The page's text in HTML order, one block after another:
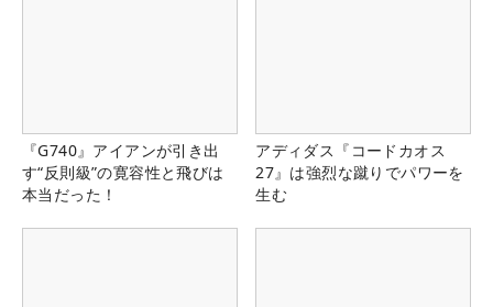
『G740』アイアンが引き出
す“反則級”の寛容性と飛びは
本当だった！
アディダス『コードカオス
27』は強烈な蹴りでパワーを
生む